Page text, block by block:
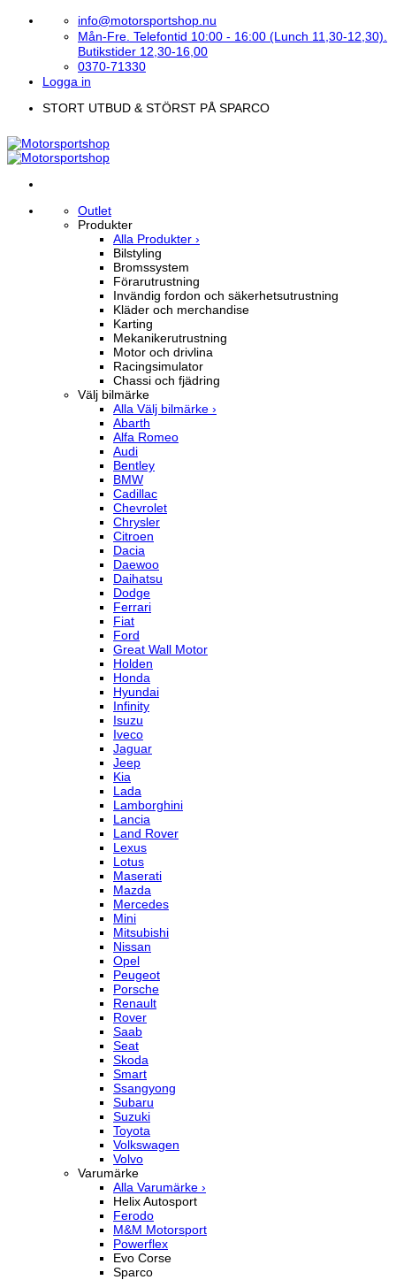
Skip
info@motorsportshop.nu
Mån-Fre. Telefontid 10:00 - 16:00 (Lunch 11,30-12,30).
Butikstider 12,30-16,00
0370-71330
Logga in
STORT UTBUD & STÖRST PÅ SPARCO
Outlet
Produkter
Alla Produkter ›
Bilstyling
Bromssystem
Förarutrustning
Invändig fordon och säkerhetsutrustning
Kläder och merchandise
Karting
Mekanikerutrustning
Motor och drivlina
Racingsimulator
Chassi och fjädring
Välj bilmärke
Alla Välj bilmärke ›
Abarth
Alfa Romeo
Audi
Bentley
BMW
Cadillac
Chevrolet
Chrysler
Citroen
Dacia
Daewoo
Daihatsu
Dodge
Ferrari
Fiat
Ford
Great Wall Motor
Holden
Honda
Hyundai
Infinity
Isuzu
Iveco
Jaguar
Jeep
Kia
Lada
Lamborghini
Lancia
Land Rover
Lexus
Lotus
Maserati
Mazda
Mercedes
Mini
Mitsubishi
Nissan
Opel
Peugeot
Porsche
Renault
Rover
Saab
Seat
Skoda
Smart
Ssangyong
Subaru
Suzuki
Toyota
Volkswagen
Volvo
Varumärke
Alla Varumärke ›
Helix Autosport
Ferodo
M&M Motorsport
Powerflex
Evo Corse
Sparco